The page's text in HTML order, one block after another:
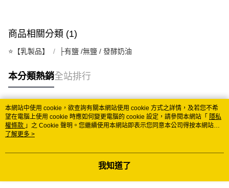
商品相關分類 (1)
⭐️【乳製品】 ├有鹽 /無鹽 / 發酵奶油
本分類熱銷全站排行
熱門標籤
本網站中使用 cookie，欲查詢有關本網站使用 cookie 方式之詳情，及若您不希
望在電腦上使用 cookie 時應如何變更電腦的 cookie 設定，請參閱本網站「 隱私
權條款 」之 Cookie 聲明。您繼續使用本網站即表示您同意本公司得按本網站使
用條款之 Cookie 聲明使用 cookie。
了解更多 >
我知道了